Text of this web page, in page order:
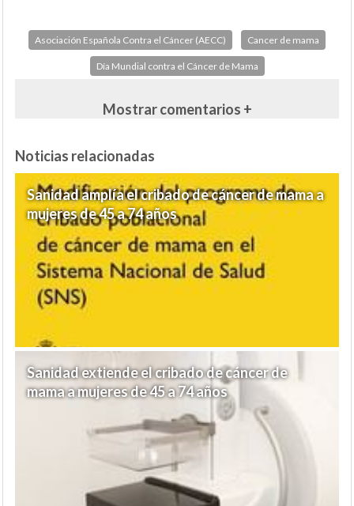
Asociación Española Contra el Cáncer (AECC) Cancer de mama
Día Mundial contra el Cáncer de Mama
Mostrar comentarios +
Noticias relacionadas
Sanidad amplía el cribado de cáncer de mama a
mujeres de 45 a 74 años
Sanidad extiende el cribado de cáncer de
mama a mujeres de 45 a 74 años